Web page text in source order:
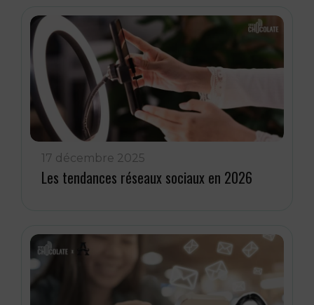
17 décembre 2025
Les tendances réseaux sociaux en 2026